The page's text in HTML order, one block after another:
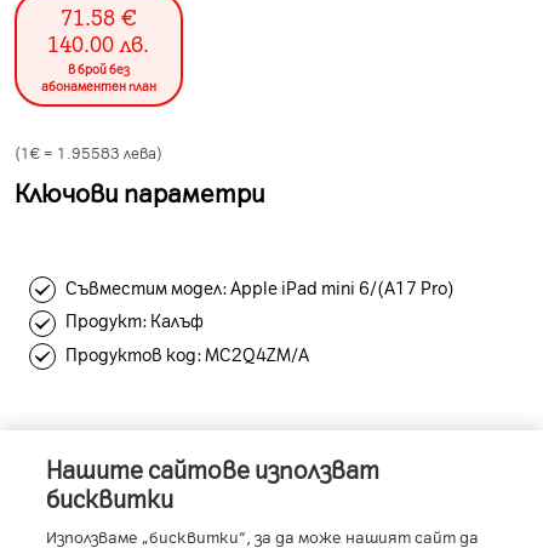
71.58 €
140.00 лв.
в брой без
абонаментен план
(1€ = 1.95583 лева)
Ключови параметри
Съвместим модел: Apple iPad mini 6/(A17 Pro)
Продукт: Калъф
Продуктов код: MC2Q4ZM/A
Информация за устройството
Нашите сайтове използват
бисквитки
Използваме „бисквитки“, за да може нашият сайт да